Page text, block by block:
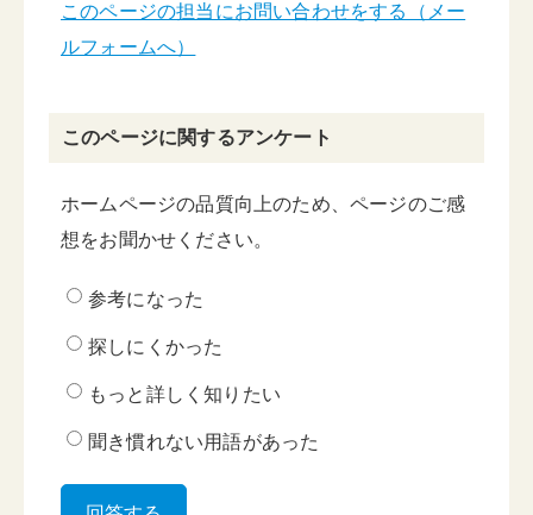
このページの担当にお問い合わせをする（メー
ルフォームへ）
このページに関するアンケート
ホームページの品質向上のため、ページのご感
想をお聞かせください。
参考になった
探しにくかった
もっと詳しく知りたい
聞き慣れない用語があった